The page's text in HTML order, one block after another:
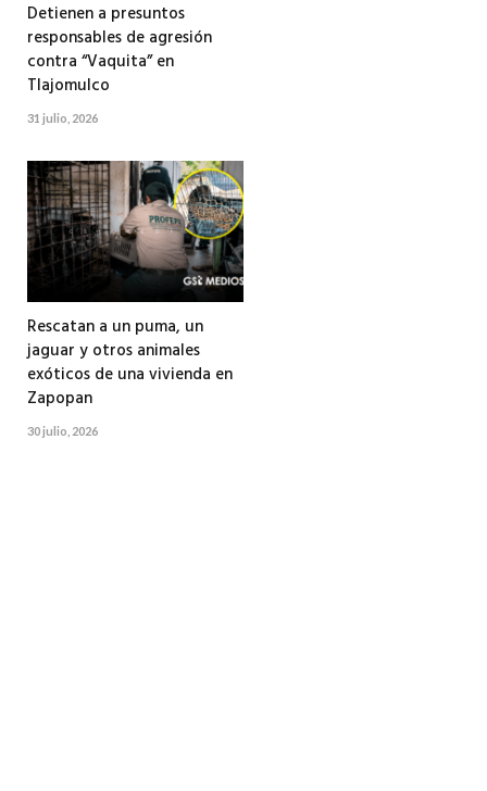
Detienen a presuntos
responsables de agresión
contra “Vaquita” en
Tlajomulco
31 julio, 2026
Rescatan a un puma, un
jaguar y otros animales
exóticos de una vivienda en
Zapopan
30 julio, 2026